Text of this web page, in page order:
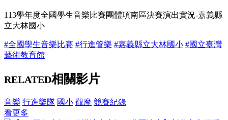
113學年度全國學生音樂比賽團體項南區決賽演出實況-嘉義縣
立大林國小
#全國學生音樂比賽 #行進管樂 #嘉義縣立大林國小 #國立臺灣
藝術教育館
RELATED相關影片
音樂 行進樂隊 國小 觀摩 競賽紀錄
看更多